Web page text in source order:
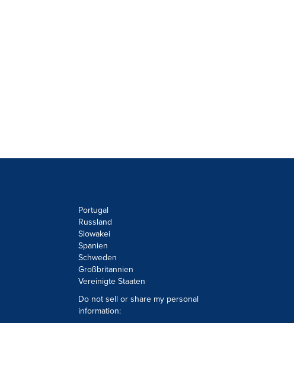
Portugal
Russland
Slowakei
Spanien
Schweden
Großbritannien
Vereinigte Staaten
Do not sell or share my personal
information: